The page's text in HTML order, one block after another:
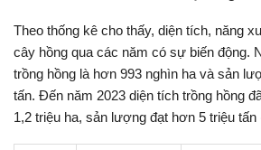
Theo thống kê cho thấy, diện tích, năng
cây hồng qua các năm có sự biến động.
trồng hồng là hơn 993 nghìn ha và sản
tấn. Đến năm 2023 diện tích trồng hồng
1,2 triệu ha, sản lượng đạt hơn 5 triệu tấn